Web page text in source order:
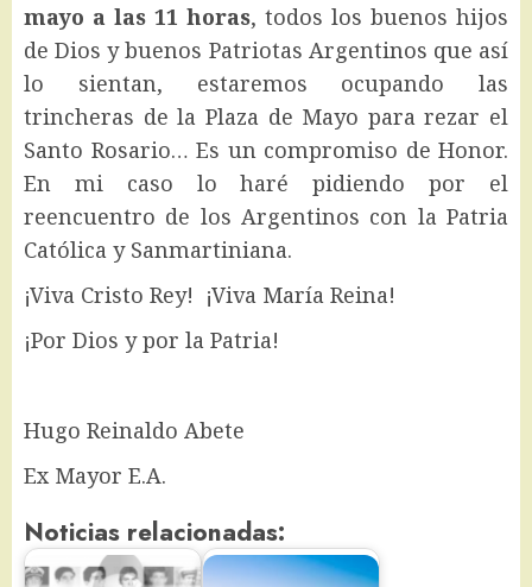
mayo a las 11 horas, todos los buenos hijos
de Dios y buenos Patriotas Argentinos que así
lo sientan, estaremos ocupando las
trincheras de la Plaza de Mayo para rezar el
Santo Rosario… Es un compromiso de Honor.
En mi caso lo haré pidiendo por el
reencuentro de los Argentinos con la Patria
Católica y Sanmartiniana.
¡Viva Cristo Rey! ¡Viva María Reina!
¡Por Dios y por la Patria!
Hugo Reinaldo Abete
Ex Mayor E.A.
Noticias relacionadas: